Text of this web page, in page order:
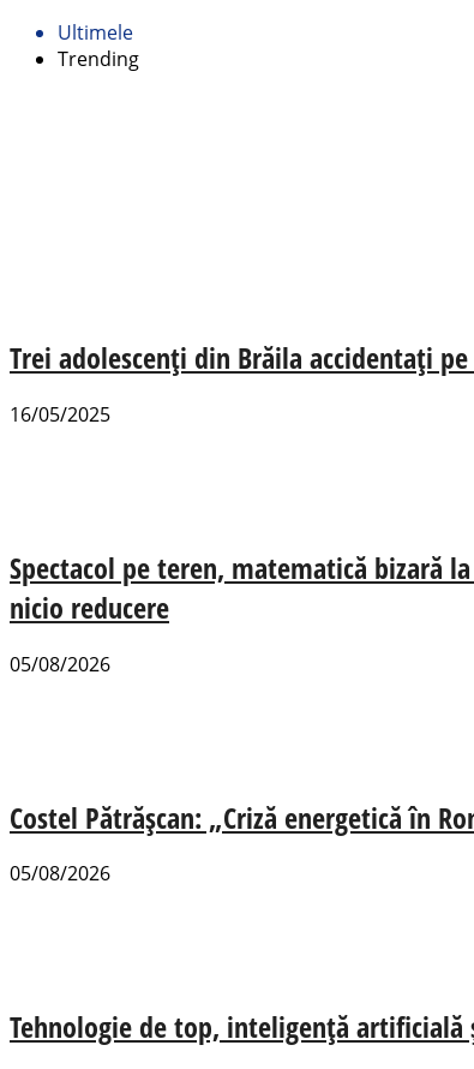
Ultimele
Trending
Trei adolescenți din Brăila accidentați
16/05/2025
Spectacol pe teren, matematică bizară
nicio reducere
05/08/2026
Costel Pătrășcan: „Criză energetică în
05/08/2026
Tehnologie de top, inteligență artificială